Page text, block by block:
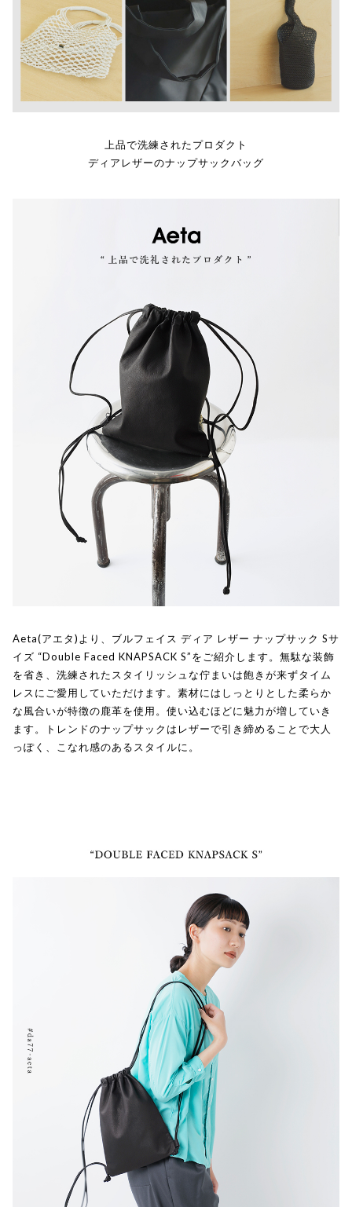
上品で洗練されたプロダクト
ディアレザーのナップサックバッグ
Aeta(アエタ)より、ブルフェイス ディア レザー ナップサック Sサ
イズ “Double Faced KNAPSACK S”をご紹介します。無駄な装飾
を省き、洗練されたスタイリッシュな佇まいは飽きが来ずタイム
レスにご愛用していただけます。素材にはしっとりとした柔らか
な風合いが特徴の鹿革を使用。使い込むほどに魅力が増していき
ます。トレンドのナップサックはレザーで引き締めることで大人
っぽく、こなれ感のあるスタイルに。